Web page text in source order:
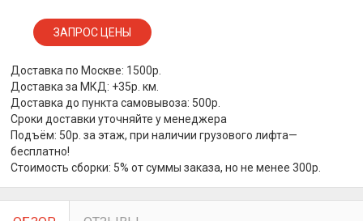
Доставка по Москве: 1500р.
Доставка за МКД: +35р. км.
Доставка до пункта самовывоза: 500р.
Сроки доставки уточняйте у менеджера
Подъём: 50р. за этаж, при наличии грузового лифта—
бесплатно!
Стоимость сборки: 5% от суммы заказа, но не менее 300р.